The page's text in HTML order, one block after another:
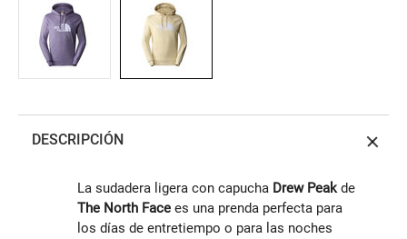
DESCRIPCIÓN
La sudadera ligera con capucha Drew Peakde
The North Face es una prenda perfecta para
los días de entretiempo o para las noches